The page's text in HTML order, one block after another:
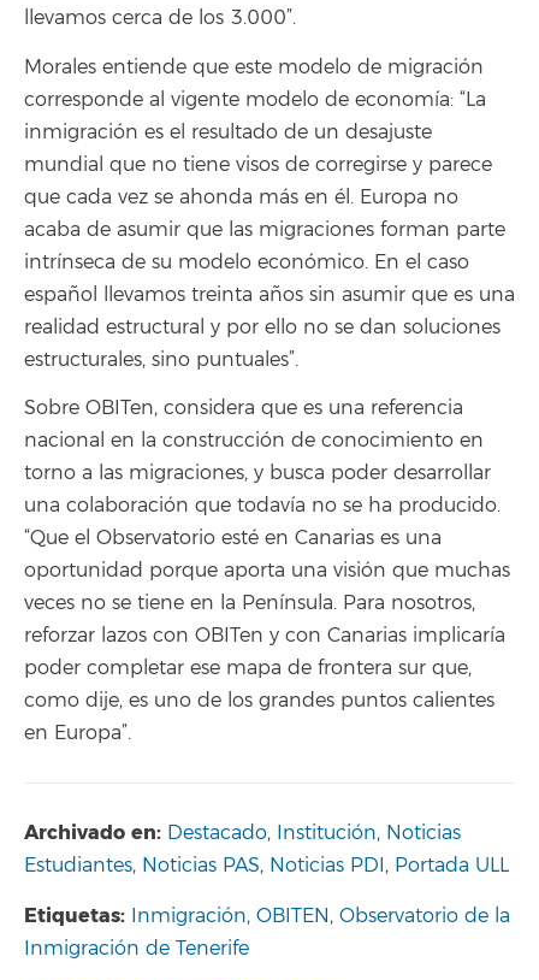
llevamos cerca de los 3.000”.
Morales entiende que este modelo de migración
corresponde al vigente modelo de economía: “La
inmigración es el resultado de un desajuste
mundial que no tiene visos de corregirse y parece
que cada vez se ahonda más en él. Europa no
acaba de asumir que las migraciones forman parte
intrínseca de su modelo económico. En el caso
español llevamos treinta años sin asumir que es una
realidad estructural y por ello no se dan soluciones
estructurales, sino puntuales”.
Sobre OBITen, considera que es una referencia
nacional en la construcción de conocimiento en
torno a las migraciones, y busca poder desarrollar
una colaboración que todavía no se ha producido.
“Que el Observatorio esté en Canarias es una
oportunidad porque aporta una visión que muchas
veces no se tiene en la Península. Para nosotros,
reforzar lazos con OBITen y con Canarias implicaría
poder completar ese mapa de frontera sur que,
como dije, es uno de los grandes puntos calientes
en Europa”.
Archivado en: Destacado, Institución, Noticias
Estudiantes, Noticias PAS, Noticias PDI, Portada ULL
Etiquetas: Inmigración, OBITEN, Observatorio de la
Inmigración de Tenerife